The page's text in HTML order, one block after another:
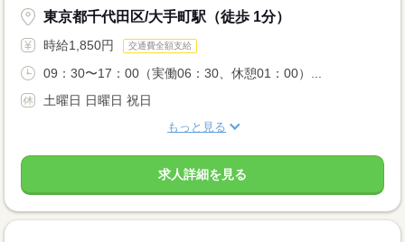
東京都千代田区/大手町駅（徒歩 1分）
時給1,850円 交通費全額支給
09：30〜17：00（実働06：30、休憩01：00）...
土曜日 日曜日 祝日
もっと見る
求人詳細を見る